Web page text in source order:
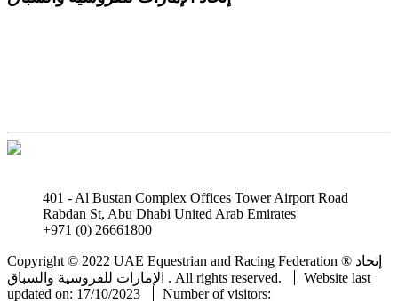
401 - Al Bustan Complex Offices Tower Airport Road
Rabdan St, Abu Dhabi United Arab Emirates
+971 (0) 26661800
Copyright © 2022 UAE Equestrian and Racing Federation ® إتحاد
الإمارات للفروسية والسباق . All rights reserved.
Website last
updated on: 17/10/2023
Number of visitors: